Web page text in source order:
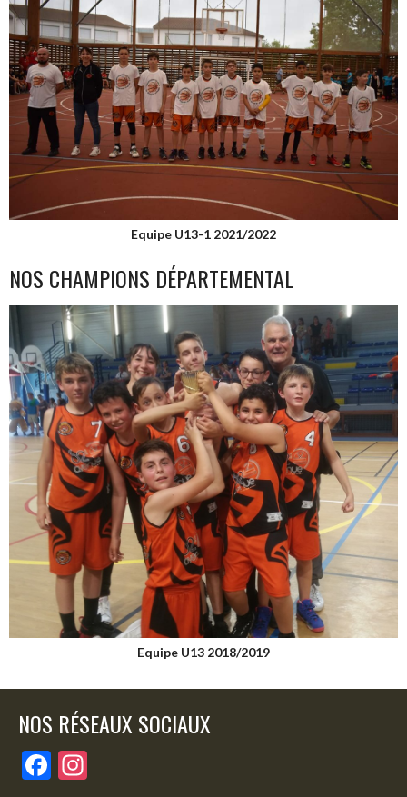
Equipe U13-1 2021/2022
NOS CHAMPIONS DÉPARTEMENTAL
Equipe U13 2018/2019
NOS RÉSEAUX SOCIAUX
F